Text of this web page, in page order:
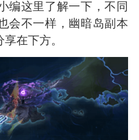
编这里了解一下，不同
会不一样，幽暗岛副本
在下方。